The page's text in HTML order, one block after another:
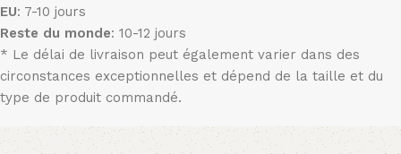
EU: 7-10 jours
Reste du monde: 10-12 jours
* Le délai de livraison peut également varier dans des
circonstances exceptionnelles et dépend de la taille et du
type de produit commandé.